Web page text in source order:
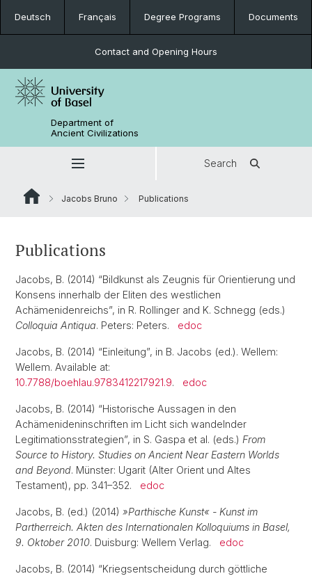
Deutsch Français Degree Programs Documents
Contact and Opening Hours
Department of
Ancient Civilizations
Search
Jacobs Bruno Publications
Publications
Jacobs, B. (2014) “Bildkunst als Zeugnis für Orientierung und
Konsens innerhalb der Eliten des westlichen
Achämenidenreichs”, in R. Rollinger and K. Schnegg (eds.)
Colloquia Antiqua. Peters: Peters. edoc
Jacobs, B. (2014) “Einleitung”, in B. Jacobs (ed.). Wellem:
Wellem. Available at:
10.7788/boehlau.9783412217921.9. edoc
Jacobs, B. (2014) “Historische Aussagen in den
Achämenideninschriften im Licht sich wandelnder
Legitimationsstrategien”, in S. Gaspa et al. (eds.) From
Source to History. Studies on Ancient Near Eastern Worlds
and Beyond. Münster: Ugarit (Alter Orient und Altes
Testament), pp. 341–352. edoc
Jacobs, B. (ed.) (2014) »Parthische Kunst« - Kunst im
Partherreich. Akten des Internationalen Kolloquiums in Basel,
9. Oktober 2010. Duisburg: Wellem Verlag. edoc
Jacobs, B. (2014) “Kriegsentscheidung durch göttliche